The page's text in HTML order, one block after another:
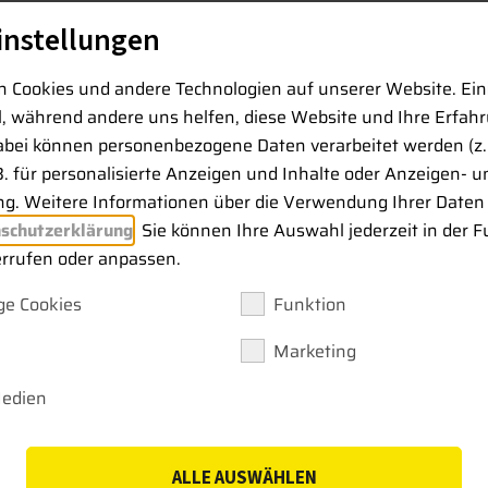
sowie cloudbasierte Projektstrukturen bleiben
Fehlerquellen und eine hohe
Software
2D/3D
Die zentrale
für die Verarbeitung,
Cookies und andere Technologien auf unserer Website.
während andere uns helfen, diese Website und Ihre
können personenbezogene Daten verarbeitet werden
für personalisierte Anzeigen und Inhalte oder Anzeigen-
Weitere Informationen über die Verwendung Ihrer
. Sie können Ihre Auswahl jederzeit in der
oder anpassen.
Cookies
Funktion
Marketing
ALLE AUSWÄHLEN